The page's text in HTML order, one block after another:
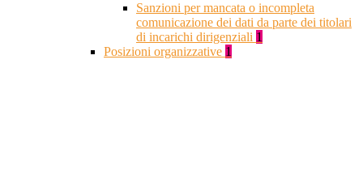
Sanzioni per mancata o incompleta
comunicazione dei dati da parte dei titolari
di incarichi dirigenziali 1
Posizioni organizzative 1